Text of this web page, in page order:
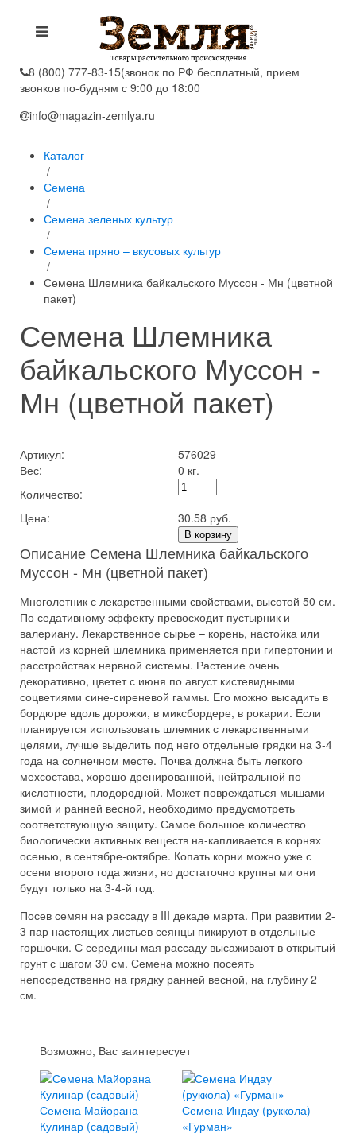
8 (800) 777-83-15(звонок по РФ бесплатный, прием
звонков по-будням с 9:00 до 18:00
info@magazin-zemlya.ru
Каталог
/
Семена
/
Семена зеленых культур
/
Семена пряно – вкусовых культур
/
Семена Шлемника байкальского Муссон - Мн (цветной
пакет)
Семена Шлемника
байкальского Муссон -
Мн (цветной пакет)
Артикул:
576029
Вес:
0 кг.
Количество:
Цена:
30.58 руб.
В корзину
Описание Семена Шлемника байкальского
Муссон - Мн (цветной пакет)
Многолетник с лекарственными свойствами, высотой 50 см.
По седативному эффекту превосходит пустырник и
валериану. Лекарственное сырье – корень, настойка или
настой из корней шлемника применяется при гипертонии и
расстройствах нервной системы. Растение очень
декоративно, цветет с июня по август кистевидными
соцветиями сине-сиреневой гаммы. Его можно высадить в
бордюре вдоль дорожки, в миксбордере, в рокарии. Если
планируется использовать шлемник с лекарственными
целями, лучше выделить под него отдельные грядки на 3-4
года на солнечном месте. Почва должна быть легкого
мехсостава, хорошо дренированной, нейтральной по
кислотности, плодородной. Может повреждаться мышами
зимой и ранней весной, необходимо предусмотреть
соответствующую защиту. Самое большое количество
биологически активных веществ на-капливается в корнях
осенью, в сентябре-октябре. Копать корни можно уже с
осени второго года жизни, но достаточно крупны ми они
будут только на 3-4-й год.
Посев семян на рассаду в III декаде марта. При развитии 2-
3 пар настоящих листьев сеянцы пикируют в отдельные
горшочки. С середины мая рассаду высаживают в открытый
грунт с шагом 30 см. Семена можно посеять
непосредственно на грядку ранней весной, на глубину 2
см.
Возможно, Вас заинтересует
Семена Майорана
Кулинар (садовый)
Семена Индау (руккола)
«Гурман»